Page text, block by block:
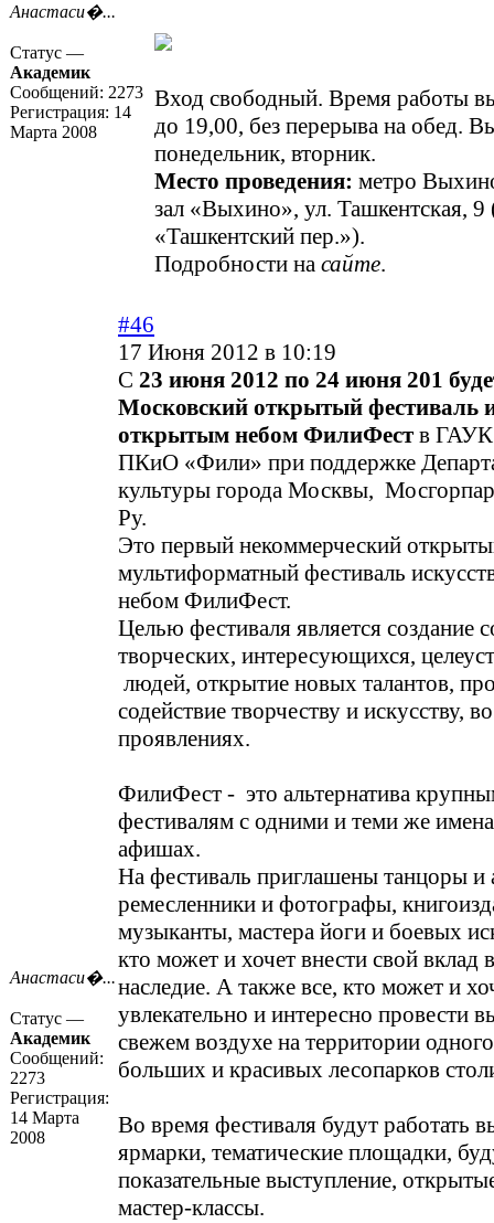
Анастаси�...
Статус —
Академик
Сообщений: 2273
Регистрация: 14
Марта 2008
Вход свободный. Время работы
до 19,00, без перерыва на обед.
понедельник, вторник.
Место проведения: метро
зал «Выхино», ул. Ташкентская, 9
«Ташкентский пер.»).
Подробности на сайте.
Анастаси�...
Статус —
Академик
Сообщений:
2273
Регистрация:
14 Марта
2008
#46
17 Июня 2012 в 10:19
С 23 июня 2012 по 24 июня 201
Московский открытый фестиваль
открытым небом ФилиФест в
ПКиО «Фили» при поддержке
культуры города Москвы,
Ру.
Это первый некоммерческий
мультиформатный фестиваль
небом ФилиФест.
Целью фестиваля является создание
творческих, интересующихся,
людей, открытие новых талантов,
содействие творчеству и искусству,
проявлениях.
ФилиФест - это альтернатива
фестивалям с одними и теми же
афишах.
На фестиваль приглашены танцоры и
ремесленники и фотографы,
музыканты, мастера йоги и боевых
кто может и хочет внести свой вклад
наследие. А также все, кто может и
увлекательно и интересно провести
свежем воздухе на территории
больших и красивых лесопарков
Во время фестиваля будут работать
ярмарки, тематические площадки,
показательные выступление,
мастер-классы.